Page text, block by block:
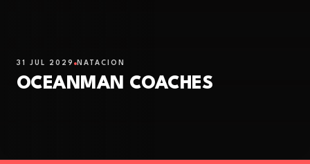
31 JUL 2029 NATACIÓN
OCEANMAN COACHES